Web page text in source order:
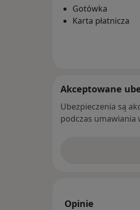
Gotówka
Karta płatnicza
Akceptowane
Ubezpieczenia są
podczas umawiania
Opinie